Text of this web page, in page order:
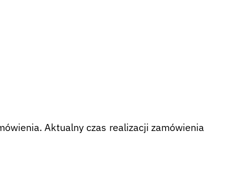
Aktualny czas realizacji zamówienia